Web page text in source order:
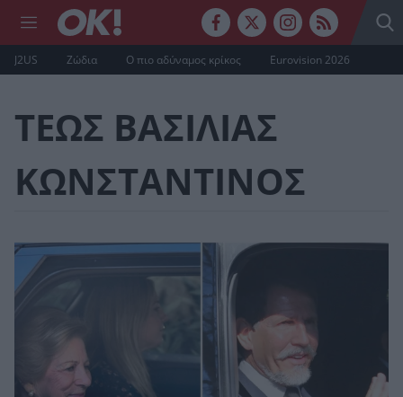
J2US Ζώδια Ο πιο αδύναμος κρίκος Eurovision 2026
ΤΕΩΣ ΒΑΣΙΛΙΑΣ
ΚΩΝΣΤΑΝΤΙΝΟΣ